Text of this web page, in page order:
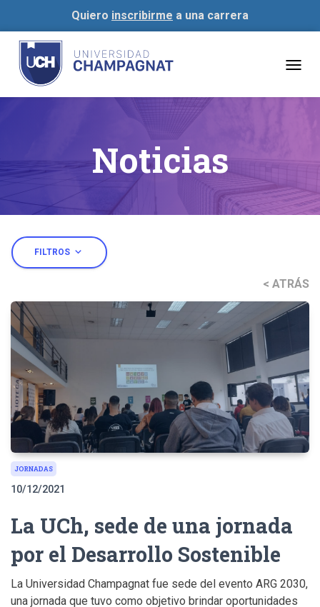
Quiero inscribirme a una carrera
Noticias
FILTROS expand_more
< ATRÁS
JORNADAS
10/12/2021
La UCh, sede de una jornada
por el Desarrollo Sostenible
La Universidad Champagnat fue sede del evento ARG 2030,
una jornada que tuvo como objetivo brindar oportunidades